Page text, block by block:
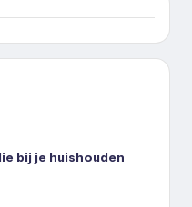
bij je huishouden